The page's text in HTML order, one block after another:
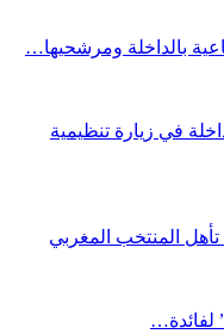
بالداخلة ومرشحيها…
في زيارة تنظيمية
تأهل المنتخب المغربي
لفائدة…